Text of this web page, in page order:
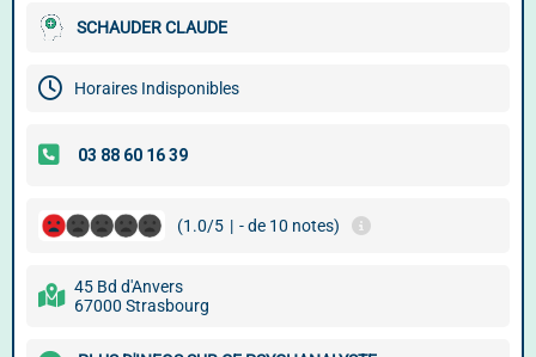
SCHAUDER CLAUDE
Horaires Indisponibles
(1.0/5 | - de 10 notes)
45 Bd d'Anvers
67000 Strasbourg